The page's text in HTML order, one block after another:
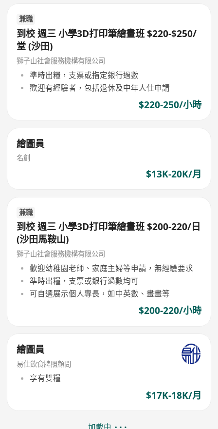
兼職
到校 週三 小學3D打印筆繪畫班 $220-$250/
堂 (沙田)
獅子山社會服務機構有限公司
準時出糧，支票或指定銀行過數
歡迎有經驗者，包括退休及中年人仕申請
$220-250/小時
繪圖員
名創
$13K-20K/月
兼職
到校 週三 小學3D打印筆繪畫班 $200-220/日
(沙田馬鞍山)
獅子山社會服務機構有限公司
歡迎幼稚園老師、家庭主婦等申請，無經驗要求
準時出糧，支票或銀行過數均可
可自選展示個人專長，如中英數、畫畫等
$200-220/小時
繪圖員
易仕飲食牌照顧問
享有雙糧
$17K-18K/月